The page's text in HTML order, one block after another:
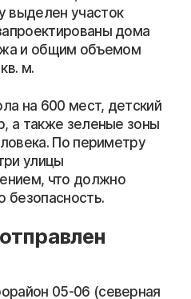
выделен участок
дома
и общим объемом
м.
на 600 мест, детский
а также зеленые зоны
По периметру
улицы
что должно
безопасность.
05-06 (северная